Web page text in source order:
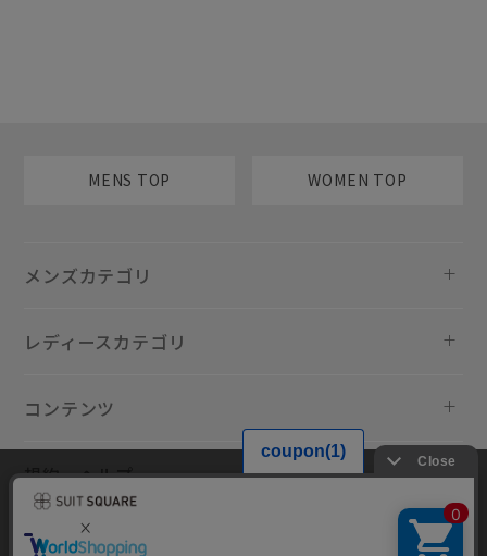
MENS TOP WOMEN TOP
メンズカテゴリ
レディースカテゴリ
コンテンツ
規約・ヘルプ
当サイトでは利用体験の向上およびコンテンツの最適な提供、トラフィ
ックの分析を目的としてCookieを使用しています。サイトの閲覧を継続